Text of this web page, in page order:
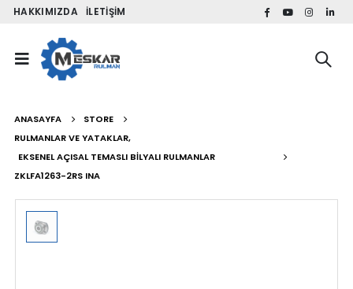
HAKKIMIZDA İLETIŞIM
ANASAYFA
STORE
RULMANLAR VE YATAKLAR,
EKSENEL AÇISAL TEMASLI BILYALI RULMANLAR
ZKLFA1263-2RS INA